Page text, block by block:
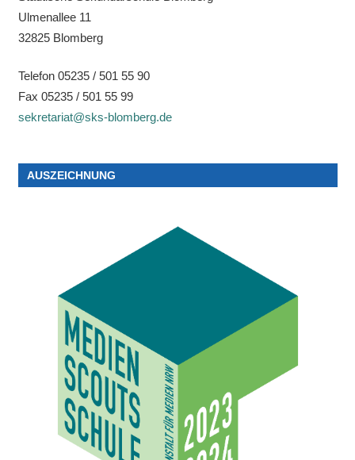
Ulmenallee 11
32825 Blomberg
Telefon 05235 / 501 55 90
Fax 05235 / 501 55 99
sekretariat@sks-blomberg.de
AUSZEICHNUNG